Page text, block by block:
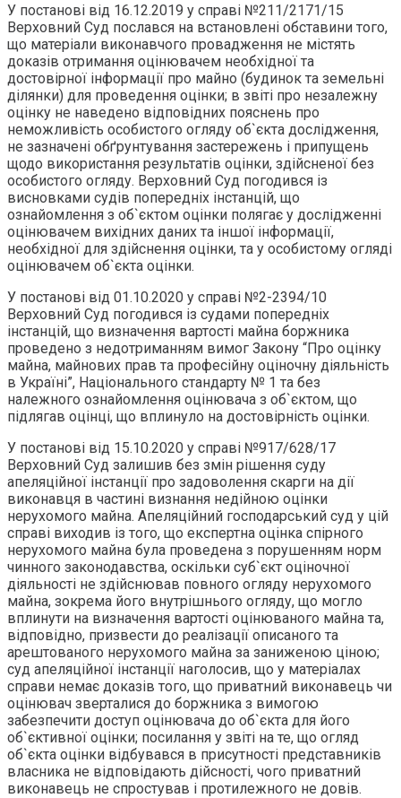
У постанові від 16.12.2019 у справі №211/2171/15
Верховний Суд послався на встановлені обставини того,
що матеріали виконавчого провадження не містять
доказів отримання оцінювачем необхідної та
достовірної інформації про майно (будинок та земельні
ділянки) для проведення оцінки; в звіті про незалежну
оцінку не наведено відповідних пояснень про
неможливість особистого огляду об`єкта дослідження,
не зазначені обґрунтування застережень і припущень
щодо використання результатів оцінки, здійсненої без
особистого огляду. Верховний Суд погодився із
висновками судів попередніх інстанцій, що
ознайомлення з об`єктом оцінки полягає у дослідженні
оцінювачем вихідних даних та іншої інформації,
необхідної для здійснення оцінки, та у особистому огляді
оцінювачем об`єкта оцінки.
У постанові від 01.10.2020 у справі №2-2394/10
Верховний Суд погодився із судами попередніх
інстанцій, що визначення вартості майна боржника
проведено з недотриманням вимог Закону “Про оцінку
майна, майнових прав та професійну оціночну діяльність
в Україні”, Національного стандарту № 1 та без
належного ознайомлення оцінювача з об`єктом, що
підлягав оцінці, що вплинуло на достовірність оцінки.
У постанові від 15.10.2020 у справі №917/628/17
Верховний Суд залишив без змін рішення суду
апеляційної інстанції про задоволення скарги на дії
виконавця в частині визнання недійною оцінки
нерухомого майна. Апеляційний господарський суд у цій
справі виходив із того, що експертна оцінка спірного
нерухомого майна була проведена з порушенням норм
чинного законодавства, оскільки суб`єкт оціночної
діяльності не здійснював повного огляду нерухомого
майна, зокрема його внутрішнього огляду, що могло
вплинути на визначення вартості оцінюваного майна та,
відповідно, призвести до реалізації описаного та
арештованого нерухомого майна за заниженою ціною;
суд апеляційної інстанції наголосив, що у матеріалах
справи немає доказів того, що приватний виконавець чи
оцінювач зверталися до боржника з вимогою
забезпечити доступ оцінювача до об`єкта для його
об`єктивної оцінки; посилання у звіті на те, що огляд
об`єкта оцінки відбувався в присутності представників
власника не відповідають дійсності, чого приватний
виконавець не спростував і протилежного не довів.